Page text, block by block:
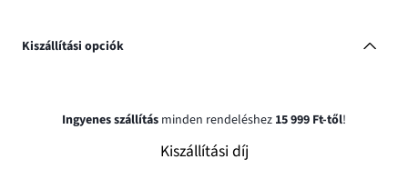
Kiszállítási opciók
Ingyenes szállítás minden rendeléshez 15 999 Ft-től!
Kiszállítási díj